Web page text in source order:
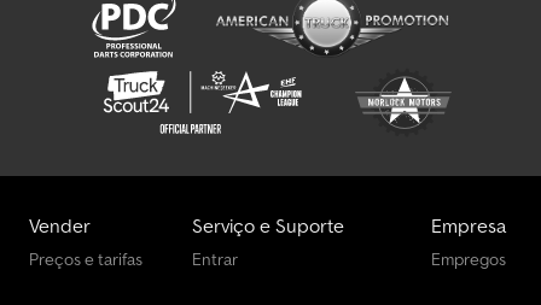
disponíveis a qualquer momento mediante agendamento e são
fortemente recomendados!!! As dimensões internas indicadas
são valores aproximados. ACEITAMOS TROCA POR QUASE
QUALQUER COISA!!! NEGOCIAÇÃO E PAGAMENTO DA DIFERENÇA
POSSÍVEIS!!! Exposição: 58285 Gevelsberg, Am Sinnerhoop 17
Horário de funcionamento: segunda a sexta, das 9h00 às 17h00;
Anhänger GmbH Am Sinnerhoop 17 58285 Gevelsberg Tel.: Fax:
Vender
Preços e tarifas
Serviço e Suporte
Entrar
Empresa
Empregos